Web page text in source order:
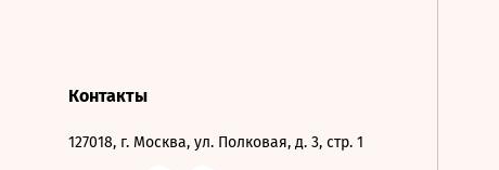
Контакты
127018, г. Москва, ул. Полковая, д. 3, стр. 1